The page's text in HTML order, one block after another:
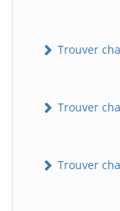
Trouver
Trouver
Trouver